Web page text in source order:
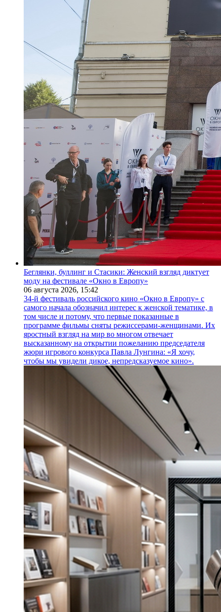
Беглянки, буллинг и Стасики: Женский взгляд диктует
моду на фестивале «Окно в Европу»
06 августа 2026, 15:42
34-й фестиваль российского кино «Окно в Европу» с
самого начала обозначил интерес к женской тематике, в
том числе и потому, что первые показанные в
программе фильмы сняты режиссерами-женщинами. Их
яростный взгляд на мир во многом отвечает
высказанному на открытии пожеланию председателя
жюри игрового конкурса Павла Лунгина: «Я хочу,
чтобы мы увидели дикое, непредсказуемое кино».